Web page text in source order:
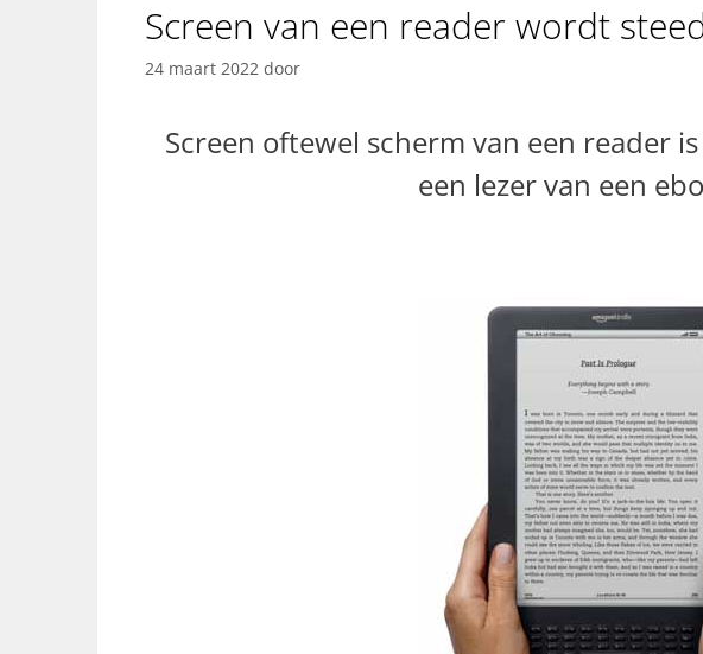
Screen van een reader wordt
24 maart 2022 door
Screen oftewel scherm van een reader
een lezer van een